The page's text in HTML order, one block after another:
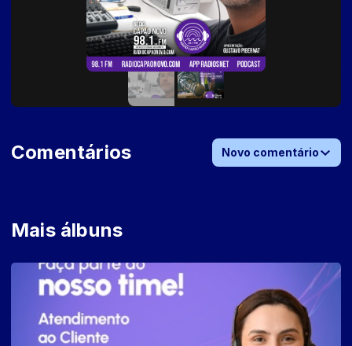
Mais álbuns
Comentários Novo comentário